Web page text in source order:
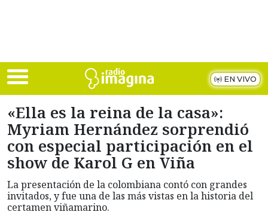
EN VIVO
«Ella es la reina de la casa»:
Myriam Hernández sorprendió
con especial participación en el
show de Karol G en Viña
La presentación de la colombiana contó con grandes
invitados, y fue una de las más vistas en la historia del
certamen viñamarino.